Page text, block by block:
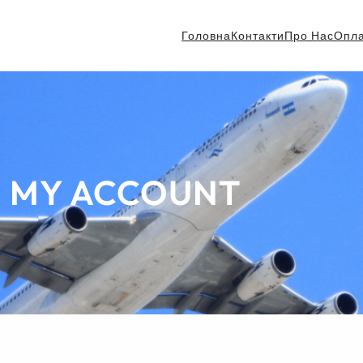
ГоловнаКонтактиПро Нас
MY ACCOUNT